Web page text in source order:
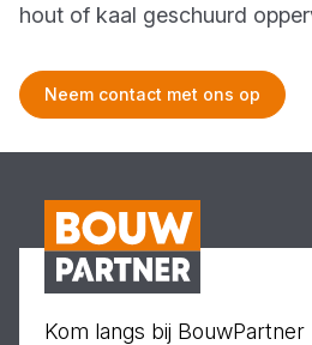
hout of kaal geschuurd
Neem contact met ons op
Kom langs bij BouwPartner